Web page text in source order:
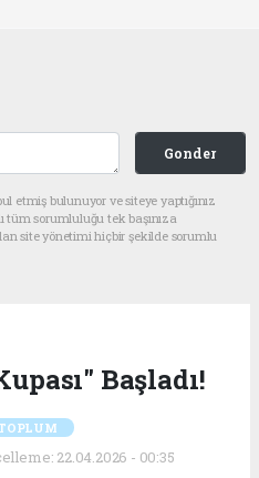
Gonder
etmiş bulunuyor ve siteye yaptığınız
sorumluluğu tek başınıza
site yönetimi hiçbir şekilde sorumlu
Başladı!
22.04.2026 - 00:35